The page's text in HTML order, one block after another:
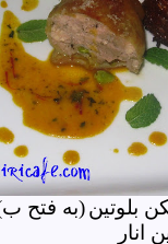
بلوتین(به فتح
انار